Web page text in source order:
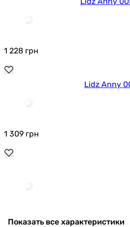
1 228 грн
Lidz Anny
1 309 грн
1 356
Показать все характеристики